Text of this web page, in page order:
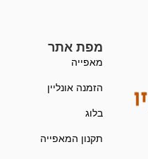
מפת אתר
מאפייה
הזמנה אונליין
בלוג
תקנון המאפייה